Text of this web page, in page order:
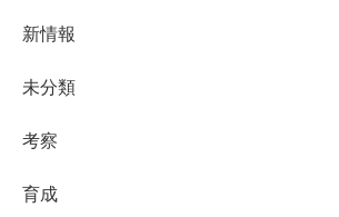
新情報
未分類
考察
育成